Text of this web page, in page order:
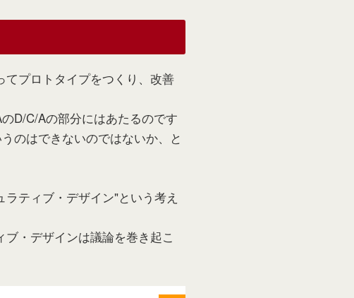
てプロトタイプをつくり、改善
D/C/Aの部分にはあたるのです
のはできないのではないか、と
ティブ・デザイン"という考え
・デザインは議論を巻き起こ